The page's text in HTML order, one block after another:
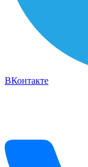
ВКонтакте